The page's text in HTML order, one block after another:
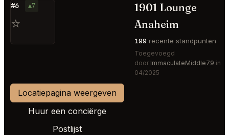
#6 ▲7
⭐
1901 Lounge
Anaheim
199 recente standpunten
Toegevoegd
door ImmaculateMiddle79 in
04/2025
Locatiepagina weergeven
Huur een conciërge
Postlijst